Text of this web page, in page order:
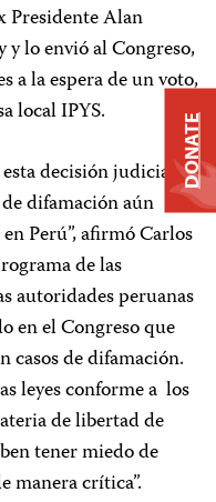
Presidente Alan
y lo envió al Congreso,
a la espera de un voto,
local IPYS.
decisión judicial,
difamación aún
Perú”, afirmó Carlos
de las
autoridades peruanas
en el Congreso que
casos de difamación.
leyes conforme a los
de libertad de
tener miedo de
crítica”.
DONATE